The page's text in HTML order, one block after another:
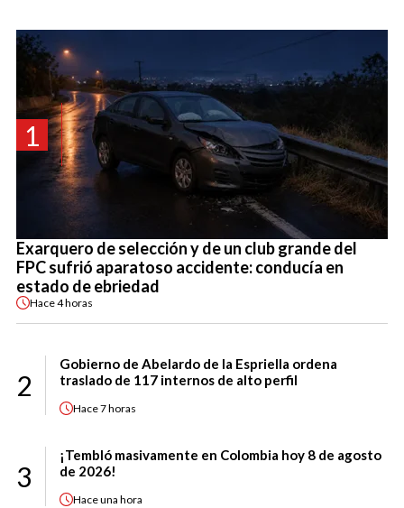
1
Exarquero de selección y de un club grande del
FPC sufrió aparatoso accidente: conducía en
estado de ebriedad
Hace4 horas
2
Gobierno de Abelardo de la Espriella ordena
traslado de 117 internos de alto perfil
Hace7 horas
3
¡Tembló masivamente en Colombia hoy 8 de agosto
de 2026!
Haceuna hora